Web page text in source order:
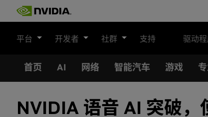
平台 开发者 社群 支持 驱动
首页 AI 网络 智能汽车 游戏
NVIDIA 语音 AI 突破